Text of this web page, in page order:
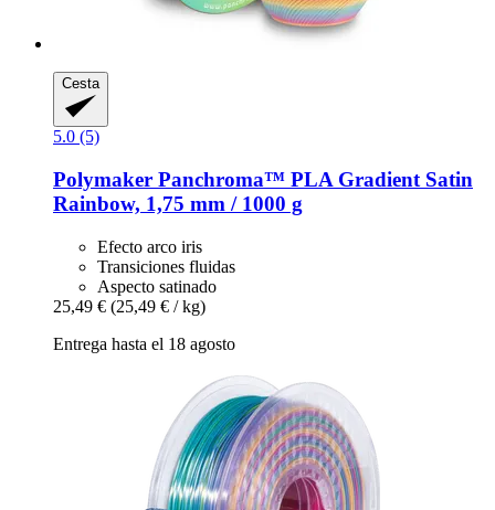
Cesta
5.0 (5)
Polymaker Panchroma™ PLA Gradient Satin
Rainbow, 1,75 mm / 1000 g
Efecto arco iris
Transiciones fluidas
Aspecto satinado
25,49 € (25,49 € / kg)
Entrega hasta el 18 agosto